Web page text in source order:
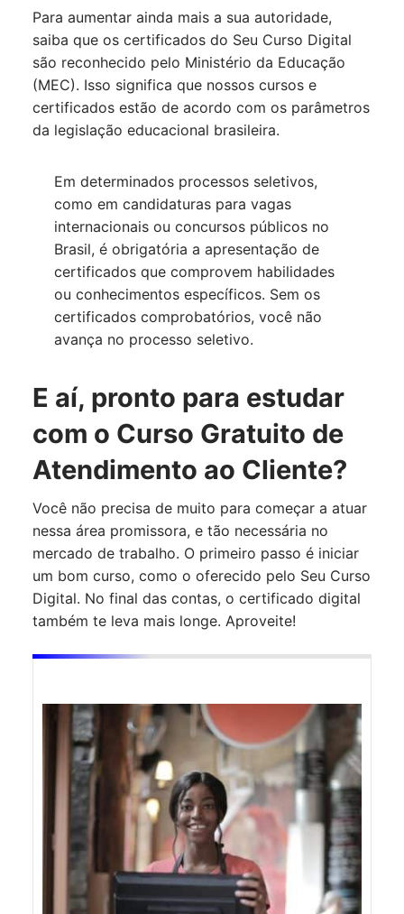
Para aumentar ainda mais a sua autoridade,
saiba que os certificados do Seu Curso Digital
são reconhecido pelo Ministério da Educação
(MEC). Isso significa que nossos cursos e
certificados estão de acordo com os parâmetros
da legislação educacional brasileira.
Em determinados processos seletivos,
como em candidaturas para vagas
internacionais ou concursos públicos no
Brasil, é obrigatória a apresentação de
certificados que comprovem habilidades
ou conhecimentos específicos. Sem os
certificados comprobatórios, você não
avança no processo seletivo.
E aí, pronto para estudar
com o Curso Gratuito de
Atendimento ao Cliente?
Você não precisa de muito para começar a atuar
nessa área promissora, e tão necessária no
mercado de trabalho. O primeiro passo é iniciar
um bom curso, como o oferecido pelo Seu Curso
Digital. No final das contas, o certificado digital
também te leva mais longe. Aproveite!